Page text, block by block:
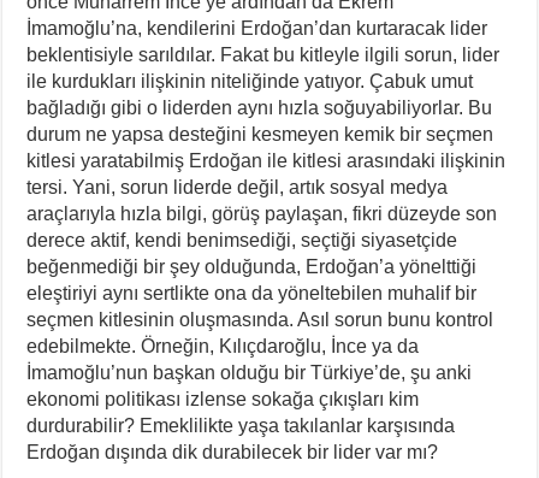
İmamoğlu’na, kendilerini Erdoğan’dan kurtaracak lider
beklentisiyle sarıldılar. Fakat bu kitleyle ilgili sorun, lider
ile kurdukları ilişkinin niteliğinde yatıyor. Çabuk umut
bağladığı gibi o liderden aynı hızla soğuyabiliyorlar. Bu
durum ne yapsa desteğini kesmeyen kemik bir seçmen
kitlesi yaratabilmiş Erdoğan ile kitlesi arasındaki ilişkinin
tersi. Yani, sorun liderde değil, artık sosyal medya
araçlarıyla hızla bilgi, görüş paylaşan, fikri düzeyde son
derece aktif, kendi benimsediği, seçtiği siyasetçide
beğenmediği bir şey olduğunda, Erdoğan’a yönelttiği
eleştiriyi aynı sertlikte ona da yöneltebilen muhalif bir
seçmen kitlesinin oluşmasında. Asıl sorun bunu kontrol
edebilmekte. Örneğin, Kılıçdaroğlu, İnce ya da
İmamoğlu’nun başkan olduğu bir Türkiye’de, şu anki
ekonomi politikası izlense sokağa çıkışları kim
durdurabilir? Emeklilikte yaşa takılanlar karşısında
Erdoğan dışında dik durabilecek bir lider var mı?